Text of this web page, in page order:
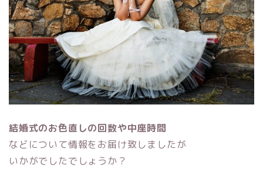
結婚式のお色直しの回数や中座時間
などについて情報をお届け致しましたが
いかがでしたでしょうか？